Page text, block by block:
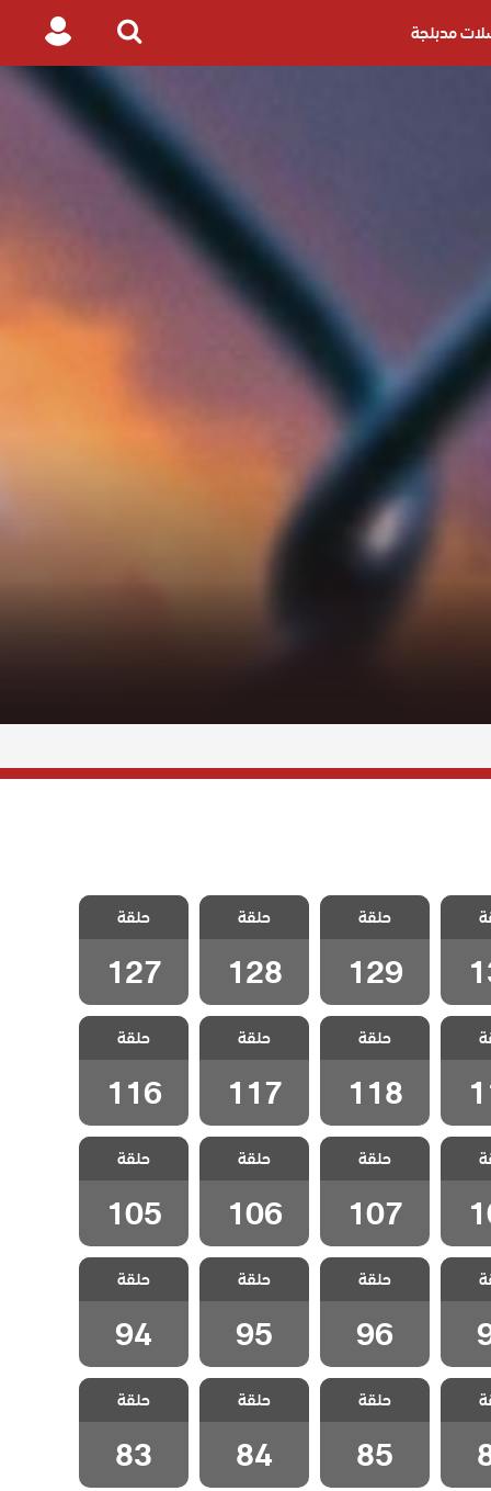
مدبلجة
Search
for
Login
مسلسل الفناء
مدبلج الحلقة
129
حلقة
129
مسلسل الفناء
مدبلج الحلقة
128
حلقة
128
مسلسل الفناء
مدبلج الحلقة
127
حلقة
127
مسلسل الفناء
مدبلج الحلقة
118
حلقة
118
مسلسل الفناء
مدبلج الحلقة
117
حلقة
117
مسلسل الفناء
مدبلج الحلقة
116
حلقة
116
مسلسل الفناء
مدبلج الحلقة
107
حلقة
107
مسلسل الفناء
مدبلج الحلقة
106
حلقة
106
مسلسل الفناء
مدبلج الحلقة
105
حلقة
105
97
مسلسل الفناء
مدبلج الحلقة 96
حلقة
96
مسلسل الفناء
مدبلج الحلقة 95
حلقة
95
مسلسل الفناء
مدبلج الحلقة 94
حلقة
94
86
مسلسل الفناء
مدبلج الحلقة 85
حلقة
85
مسلسل الفناء
مدبلج الحلقة 84
حلقة
84
مسلسل الفناء
مدبلج الحلقة 83
حلقة
83